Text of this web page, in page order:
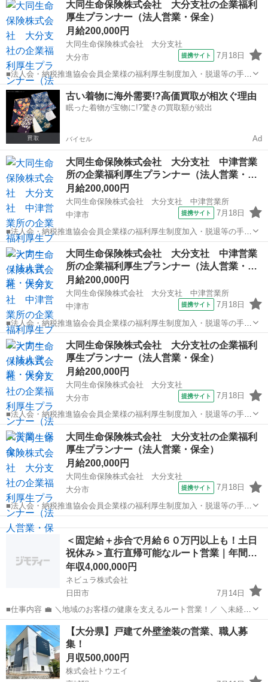
＼未経験歓迎！充実した研修制度で営業デビューを応援！／ 配置薬を
ご利...
大同生命保険株式会社 大分支社の企業福利
厚生プランナー（法人営業・保全）
月給200,000円
大同生命保険株式会社 大分支社
大分市
提携サイト 7月18日
■法人会・納税推進協会会員企業様の福利厚生制度加入・脱退等の手続
きなどをお任せします。 家庭訪問ではなく、会員である法人企業様へ
と出向き、当社のお薦めするプランのご案内などがメイン。個人宅訪
問や知人・友人への保険勧誘は一切あ...
大分 大分市 代理店営業
古い着物に海外需要!?高価買取が相次ぐ理由
眠った着物が宝物に!?驚きの買取額が続出
バイセル Ad
大同生命保険株式会社 大分支社 中津営業
所の企業福利厚生プランナー（法人営業・…
月給200,000円
大同生命保険株式会社 大分支社 中津営業所
中津市
提携サイト 7月18日
■法人会・納税推進協会会員企業様の福利厚生制度加入・脱退等の手続
きなどをお任せします。 家庭訪問ではなく、会員である法人企業様へ
と出向き、当社のお薦めするプランのご案内などがメイン。個人宅訪
問や知人・友人への保険勧誘は一切あ...
大分 代理店営業
大同生命保険株式会社 大分支社 中津営業
所の企業福利厚生プランナー（法人営業・…
月給200,000円
大同生命保険株式会社 大分支社 中津営業所
中津市
提携サイト 7月18日
■法人会・納税推進協会会員企業様の福利厚生制度加入・脱退等の手続
きなどをお任せします。 家庭訪問ではなく、会員である法人企業様へ
と出向き、当社のお薦めするプランのご案内などがメイン。個人宅訪
問や知人・友人への保険勧誘は一切あ...
大分 代理店営業
大同生命保険株式会社 大分支社の企業福利
厚生プランナー（法人営業・保全）
月給200,000円
大同生命保険株式会社 大分支社
大分市
提携サイト 7月18日
■法人会・納税推進協会会員企業様の福利厚生制度加入・脱退等の手続
きなどをお任せします。 家庭訪問ではなく、会員である法人企業様へ
と出向き、当社のお薦めするプランのご案内などがメイン。個人宅訪
問や知人・友人への保険勧誘は一切あ...
大分 大分市 代理店営業
大同生命保険株式会社 大分支社の企業福利
厚生プランナー（法人営業・保全）
月給200,000円
大同生命保険株式会社 大分支社
大分市
提携サイト 7月18日
■法人会・納税推進協会会員企業様の福利厚生制度加入・脱退等の手続
きなどをお任せします。 家庭訪問ではなく、会員である法人企業様へ
と出向き、当社のお薦めするプランのご案内などがメイン。個人宅訪
問や知人・友人への保険勧誘は一切あ...
大分 大分市
＜固定給＋歩合で月給６０万円以上も！土日
祝休み＞直行直帰可能なルート営業｜年間…
年収4,000,000円
ネビュラ株式会社
日田市
7月14日
■仕事内容 💼 ＼地域のお客様の健康を支えるルート営業！／ ＼未経験
歓迎！充実した研修制度で営業デビューを応援！／ ＼土日祝休み・年
間休日120日以上・転勤なし！安定して長く働ける！／ 配置薬をご利
用いた...
大分 日田市 営業 未経験
【大分県】戸建て外壁塗装の営業、職人募
集！
月収500,000円
株式会社トウエイ